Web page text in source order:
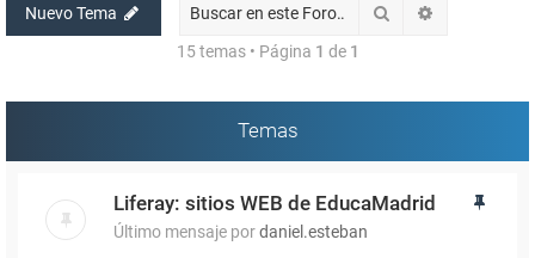
Nuevo Tema Buscar
15 temas • Página 1 de 1
Temas
Liferay: sitios WEB de EducaMadrid
Último mensaje pordaniel.esteban